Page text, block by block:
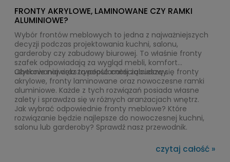
FRONTY AKRYLOWE, LAMINOWANE CZY RAMKI
ALUMINIOWE?
Wybór frontów meblowych to jedna z najważniejszych
decyzji podczas projektowania kuchni, salonu,
garderoby czy zabudowy biurowej. To właśnie fronty
szafek odpowiadają za wygląd mebli, komfort
użytkowania oraz trwałość całej zabudowy.
Obecnie największą popularnością cieszą się fronty
akrylowe, fronty laminowane oraz nowoczesne ramki
aluminiowe. Każde z tych rozwiązań posiada własne
zalety i sprawdza się w różnych aranżacjach wnętrz.
Jak wybrać odpowiednie fronty meblowe? Które
rozwiązanie będzie najlepsze do nowoczesnej kuchni,
salonu lub garderoby? Sprawdź nasz przewodnik.
czytaj całość »